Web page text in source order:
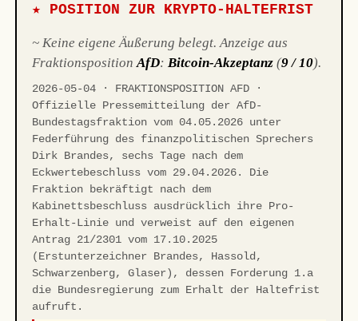
★ POSITION ZUR KRYPTO-HALTEFRIST
~ Keine eigene Äußerung belegt. Anzeige aus
FraktionspositionAfD:Bitcoin-Akzeptanz (9 / 10).
2026-05-04 · FRAKTIONSPOSITION AFD ·
Offizielle Pressemitteilung der AfD-
Bundestagsfraktion vom 04.05.2026 unter
Federführung des finanzpolitischen Sprechers
Dirk Brandes, sechs Tage nach dem
Eckwertebeschluss vom 29.04.2026. Die
Fraktion bekräftigt nach dem
Kabinettsbeschluss ausdrücklich ihre Pro-
Erhalt-Linie und verweist auf den eigenen
Antrag 21/2301 vom 17.10.2025
(Erstunterzeichner Brandes, Hassold,
Schwarzenberg, Glaser), dessen Forderung 1.a
die Bundesregierung zum Erhalt der Haltefrist
aufruft.